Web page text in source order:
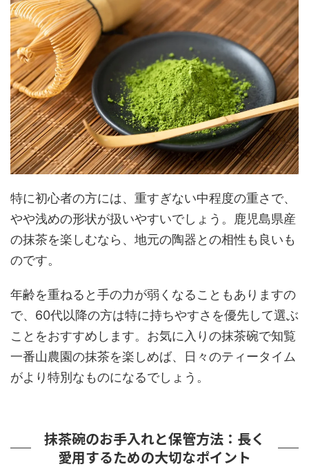
特に初心者の方には、重すぎない中程度の重さで、
やや浅めの形状が扱いやすいでしょう。鹿児島県産
の抹茶を楽しむなら、地元の陶器との相性も良いも
のです。
年齢を重ねると手の力が弱くなることもありますの
で、60代以降の方は特に持ちやすさを優先して選ぶ
ことをおすすめします。お気に入りの抹茶碗で知覧
一番山農園の抹茶を楽しめば、日々のティータイム
がより特別なものになるでしょう。
抹茶碗のお手入れと保管方法：長く
愛用するための大切なポイント